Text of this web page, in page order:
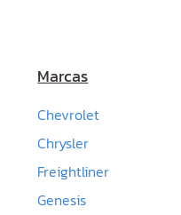
Marcas
Chevrolet
Chrysler
Freightliner
Genesis